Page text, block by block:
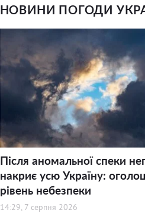
НОВИНИ ПОГОДИ
Після аномальної спеки
накриє усю Україну:
рівень небезпеки
14:29, 7 серпня 2026